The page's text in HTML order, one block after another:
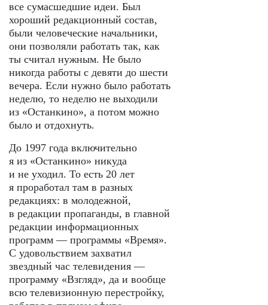
все сумасшедшие идеи. Был
хороший редакционный состав,
были человеческие начальники,
они позволяли работать так, как
ты считал нужным. Не было
никогда работы с девяти до шести
вечера. Если нужно было работать
неделю, то неделю не выходили
из «Останкино», а потом можно
было и отдохнуть.
До 1997 года включительно
я из «Останкино» никуда
и не уходил. То есть 20 лет
я проработал там в разных
редакциях: в молодежной,
в редакции пропаганды, в главной
редакции информационных
программ — программы «Время».
С удовольствием захватил
звездный час телевидения —
программу «Взгляд», да и вообще
всю телевизионную перестройку,